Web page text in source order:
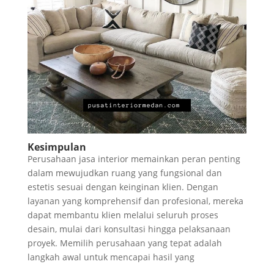
Kesimpulan
Perusahaan jasa interior memainkan peran penting
dalam mewujudkan ruang yang fungsional dan
estetis sesuai dengan keinginan klien. Dengan
layanan yang komprehensif dan profesional, mereka
dapat membantu klien melalui seluruh proses
desain, mulai dari konsultasi hingga pelaksanaan
proyek. Memilih perusahaan yang tepat adalah
langkah awal untuk mencapai hasil yang